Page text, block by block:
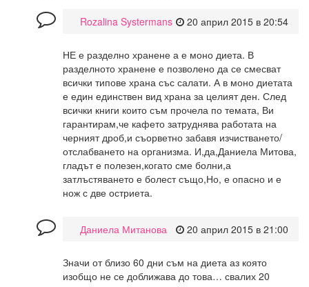
20 април 2015 в 20:54
Rozalina Systermans
НЕ е разделно хранене а е моно диета. В
разделното хранене е позволено да се смесват
всички типове храна със салати. А в моно диетата
е един единствен вид храна за целият ден. След
всички книги които съм прочела по темата, Ви
гарантирам,че кафето затруднява работата на
черният дроб,и съорветно забавя изчистването/
отслабването на организма. И,да,Даниела Митова,
гладът е полезен,когато сме болни,а
затлъстяването е болест също,Но, е опасно и е
нож с две остриета.
20 април 2015 в 21:00
Даниела Митанова
Значи от близо 60 дни съм на диета аз която
изобщо не се доближава до това… свалих 20